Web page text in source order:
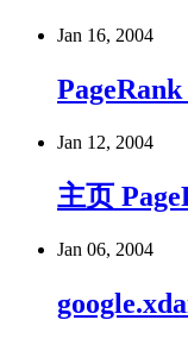
Jan 16, 2004
Jan 12, 2004
主页
Jan 06, 2004